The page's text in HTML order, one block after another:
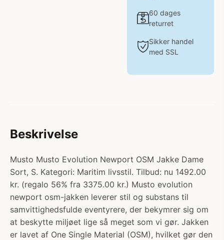
60 dages
returret
Sikker handel
med SSL
Beskrivelse
Musto Musto Evolution Newport OSM Jakke Dame
Sort, S. Kategori: Maritim livsstil. Tilbud: nu 1492.00
kr. (regalo 56% fra 3375.00 kr.) Musto evolution
newport osm-jakken leverer stil og substans til
samvittighedsfulde eventyrere, der bekymrer sig om
at beskytte miljøet lige så meget som vi gør. Jakken
er lavet af One Single Material (OSM), hvilket gør den